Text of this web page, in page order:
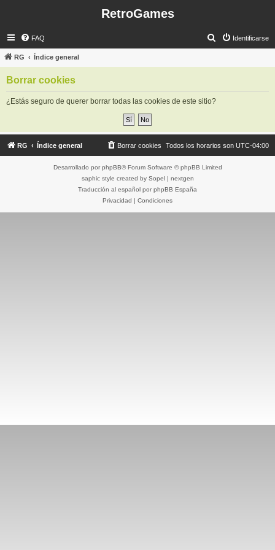
RetroGames
FAQ Identificarse
s
RG Índice general
Borrar cookies
¿Estás seguro de querer borrar todas las cookies de este sitio?
RG Índice general Todos los horarios son UTC-04:00
Borrar cookies
Desarrollado por phpBB® Forum Software © phpBB Limited
saphic style created by Sopel| nextgen
Traducción al español por phpBB España
Privacidad | Condiciones